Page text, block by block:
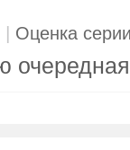
| Оценка